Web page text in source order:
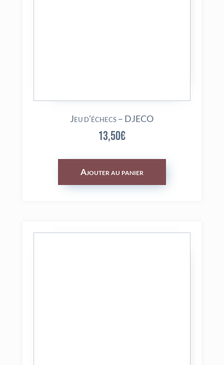
Jeu d’échecs – DJECO
13,50€
Ajouter au panier